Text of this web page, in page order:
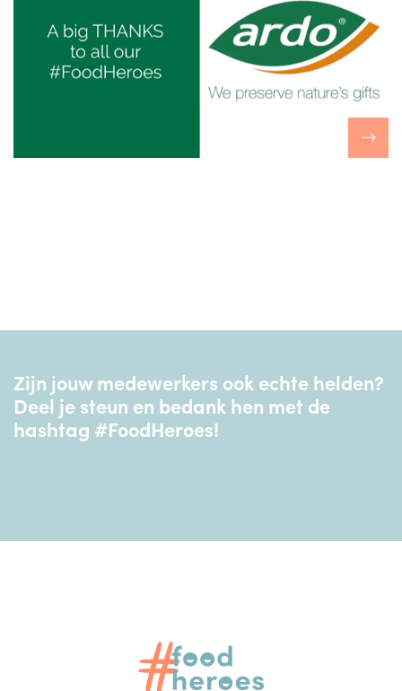
Zijn jouw medewerkers ook echte helden?
Deel je steun en bedank hen met de
hashtag #FoodHeroes!